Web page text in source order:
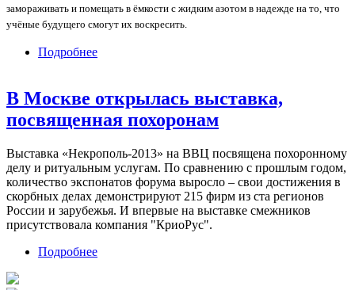
замораживать и помещать в ёмкости с жидким азотом в надежде на то, что
учёные будущего смогут их воскресить.
Подробнее
В Москве открылась выставка,
посвященная похоронам
Выставка «Некрополь-2013» на ВВЦ посвящена похоронному
делу и ритуальным услугам. По сравнению с прошлым годом,
количество экспонатов форума выросло – свои достижения в
скорбных делах демонстрируют 215 фирм из ста регионов
России и зарубежья. И впервые на выставке смежников
присутствовала компания "КриоРус".
Подробнее